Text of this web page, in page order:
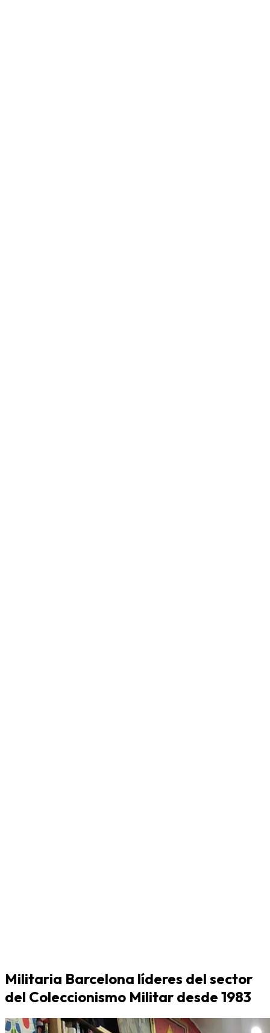
Militaria Barcelona líderes del sector
del Coleccionismo Militar desde 1983